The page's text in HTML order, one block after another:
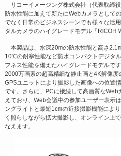
リコーイメージング株式会社（代表取締
防水性能に加えて新たにWebカメラとして
でなく日常のビジネスシーンでも様々な活
タルカメラのハイグレードモデル「RICOH
本製品は、水深20mの防水性能と高さ
10℃の耐寒性能など防水コンパクトデジタ
フネス性能を備えたハイグレードモデルで
2000万画素の超高精細な静止画と4K解像
GPSユニットにより撮影した画像への位置
です。さらに、PCに接続して高画質な
えており、Web会議中の参加ユーザー表示
ングライトと最短1cmの近接撮影機能によ
く照らしながら拡大撮影し、オンライン上
なえます。